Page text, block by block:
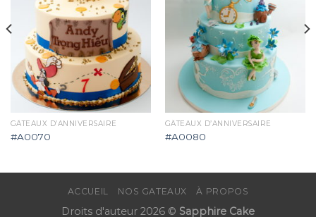
GÂTEAUX D’ANNIVERSAIRE
#A0070
GÂTEAUX D’ANNIVERSAIRE
#A0080
ACCUEIL NOS GATEAUX À PROPOS
Droits d'auteur 2026 © Sapphire Cake